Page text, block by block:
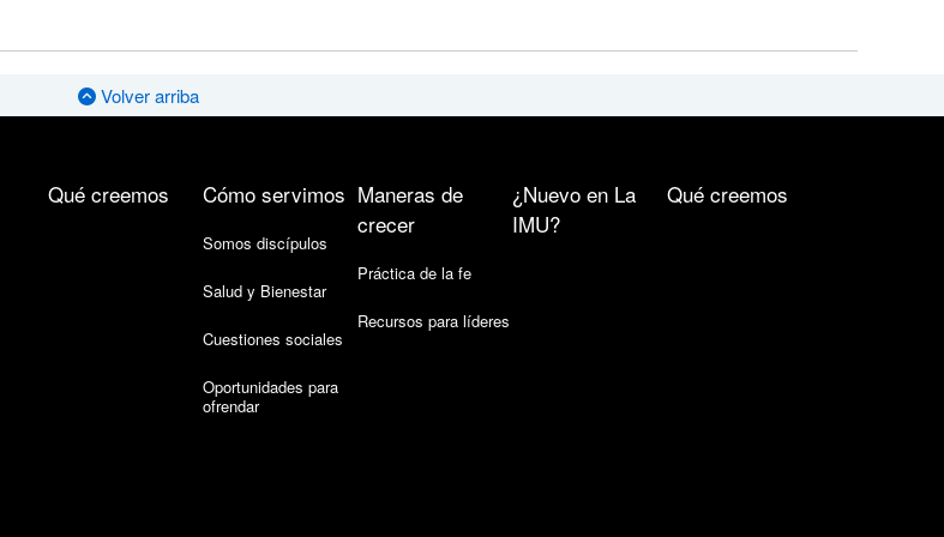
Volver arriba
Qué creemos Cómo servimos
Somos discípulos
Salud y Bienestar
Cuestiones sociales
Oportunidades para
ofrendar
Maneras de
crecer
Práctica de la fe
Recursos para líderes
¿Nuevo en La
IMU?
Qué creemos